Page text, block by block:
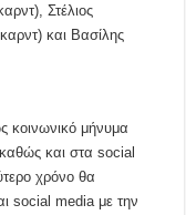
Στέλιος
και Βασίλης
κοινωνικό μήνυμα
και στα social
χρόνο θα
social media με την